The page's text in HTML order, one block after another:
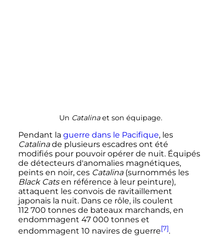
Un Catalinaet son équipage.
Pendant la guerre dans le Pacifique, les
Catalinade plusieurs escadres ont été
modifiés pour pouvoir opérer de nuit. Équipés
de détecteurs d'anomalies magnétiques,
peints en noir, ces Catalina(surnommés les
Black Catsen référence à leur peinture),
attaquent les convois de ravitaillement
japonais la nuit. Dans ce rôle, ils coulent
112 700 tonnesde bateaux marchands, en
endommagent 47 000 tonneset
endommagent 10 naviresde guerre[7].